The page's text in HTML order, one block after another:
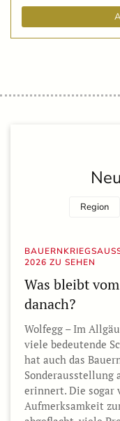
Region
2026 ZU SEHEN
Was bleibt
danach?
Wolfegg – Im
viele bedeutende
hat auch das
Sonderausstellung
erinnert. Die sogar
Aufmerksamkeit